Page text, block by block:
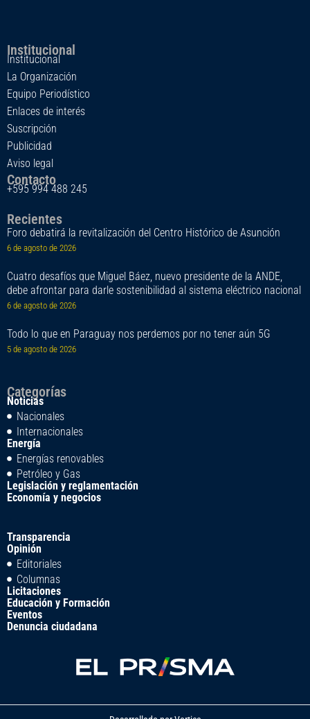
Institucional
Institucional
La Organización
Equipo Periodístico
Enlaces de interés
Suscripción
Publicidad
Aviso legal
Contacto
+595 994 488 245
Recientes
Foro debatirá la revitalización del Centro Histórico de Asunción
6 de agosto de 2026
Cuatro desafíos que Miguel Báez, nuevo presidente de la ANDE,
debe afrontar para darle sostenibilidad al sistema eléctrico nacional
6 de agosto de 2026
Todo lo que en Paraguay nos perdemos por no tener aún 5G
5 de agosto de 2026
Categorías
Noticias
Nacionales
Internacionales
Energía
Energías renovables
Petróleo y Gas
Legislación y reglamentación
Economía y negocios
Transparencia
Opinión
Editoriales
Columnas
Licitaciones
Educación y Formación
Eventos
Denuncia ciudadana